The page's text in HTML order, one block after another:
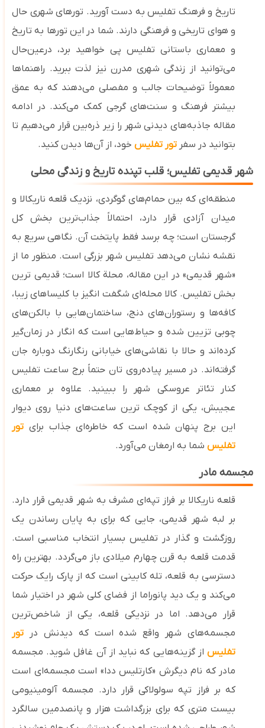
تاریخ و فرهنگ تفلیس به دست آورید. تورهای شهری حال‌
و هوای تاریخی و فرهنگی دارند. شما در این تورها به تاریخ
و معماری باستانی تفلیس پی خواهید برد، درعین‌حال
می‌توانید از زندگی شهری مدرن نیز لذت ببرید. راهنماها
معمولاً توضیحات جالب و مفصلی می‌دهند که به عمق
بیشتر فرهنگ و سنت‌های گرجی کمک می‌کند. در ادامه
مقاله جاذبه‌های دیدنی شهر را زیر ذره‌بین قرار می‌دهیم تا
بتوانید در سفر تور تفلیس خود، از آن‌ها دیدن کنید.
شهر قدیمی تفلیس؛ قلب تپنده تاریخ و زندگی محلی
منطقه‌ای که بین حمام‌های گوگردی، نزدیک قلعه ناریکالا و
میدان آزادی قرار دارد، احتمالاً جذاب‌ترین بخش کل
گرجستان است؛ چه برسد فقط پایتخت آن. نگاهی سریع به
نقشه نشان می‌دهد تفلیس شهر بزرگی است. منظور ما از
«شهر قدیمی» در این مقاله، محلة کالا است؛ قدیمی‌ ترین
بخش تفلیس. کالا محله‌ای شگفت ‌انگیز با کلیساهای زیبا،
کافه‌ها و رستوران‌های دنج، ساختمان‌هایی با بالکن‌های
چوبی تزیین‌ شده و حیاط‌هایی ا‌ست که انگار در زمان‌گیر
کرده‌اند و حالا با نقاشی‌های خیابانی رنگارنگ دوباره جان
گرفته‌اند. در مسیر پیاده‌روی‌ تان حتماً برج ساعت تفلیس
کنار تئاتر عروسکی شهر را ببینید. علاوه بر معماری
عجیبش، یکی از کوچک ‌ترین ساعت‌های دنیا روی دیوار
این برج پنهان شده است که خاطره‌ای جذاب برای تور
تفلیس شما به ارمغان می‌آورد.
مجسمه مادر
قلعه ناریکالا بر فراز تپه‌ای مشرف به شهر قدیمی قرار دارد.
بر لبه شهر قدیمی، جایی که برای به پایان رساندن یک
روزگشت و گذار در تفلیس بسیار انتخاب مناسبی‌ است.
قدمت قلعه به قرن چهارم میلادی باز می‌گردد. بهترین راه
دسترسی به قلعه، تله‌ کابینی است که از پارک رایک حرکت
می‌کند و یک دید پانوراما از فضای کلی شهر در اختیار شما
قرار می‌دهد. اما در نزدیکی قلعه، یکی از شاخص‌ترین
مجسمه‌های شهر واقع شده است که دیدنش در
تور
تفلیس از گزینه‌هایی که نباید از آن غافل شوید. مجسمه
مادر که نام دیگرش «کارتلیس ددا» است مجسمه‌ای است
که بر فراز تپه سولولاکی قرار دارد. مجسمه آلومینیومی
بیست‌ متری که برای بزرگداشت هزار و پانصدمین سالگرد